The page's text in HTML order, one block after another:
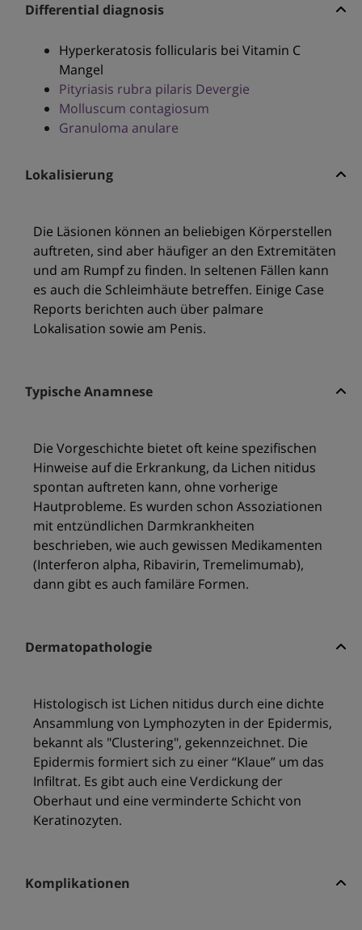
Differential diagnosis
Hyperkeratosis follicularis bei Vitamin C
Mangel
Pityriasis rubra pilaris Devergie
Molluscum contagiosum
Granuloma anulare
Lokalisierung
Die Läsionen können an beliebigen Körperstellen
auftreten, sind aber häufiger an den Extremitäten
und am Rumpf zu finden. In seltenen Fällen kann
es auch die Schleimhäute betreffen. Einige Case
Reports berichten auch über palmare
Lokalisation sowie am Penis.
Typische Anamnese
Die Vorgeschichte bietet oft keine spezifischen
Hinweise auf die Erkrankung, da Lichen nitidus
spontan auftreten kann, ohne vorherige
Hautprobleme. Es wurden schon Assoziationen
mit entzündlichen Darmkrankheiten
beschrieben, wie auch gewissen Medikamenten
(Interferon alpha, Ribavirin, Tremelimumab),
dann gibt es auch familäre Formen.
Dermatopathologie
Histologisch ist Lichen nitidus durch eine dichte
Ansammlung von Lymphozyten in der Epidermis,
bekannt als "Clustering", gekennzeichnet. Die
Epidermis formiert sich zu einer “Klaue” um das
Infiltrat. Es gibt auch eine Verdickung der
Oberhaut und eine verminderte Schicht von
Keratinozyten.
Komplikationen